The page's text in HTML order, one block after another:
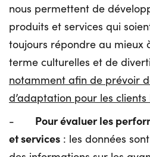
nous permettent de
produits et services qui
toujours répondre au mieux
terme culturelles et de
notamment afin de prévoir
d’adaptation pour les
- Pour évaluer les
et services : les données